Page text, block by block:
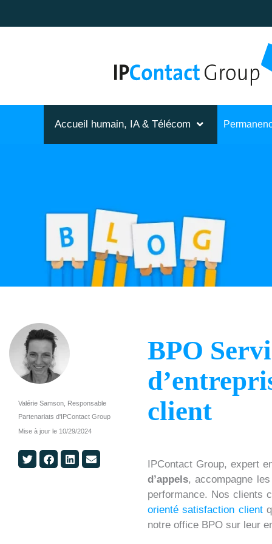
Accueil humain, IA & Télécom
Valérie Samson, Responsable
Partenariats d'IPContact Group
Mise à jour le 10/29/2024
S
S
S
S
BPO
client
IPContact Group, expert
d’appels, accompagne
performance. Nos clients
orienté satisfaction client
notre office BPO sur leur